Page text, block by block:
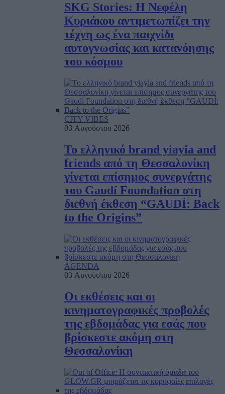
SKG Stories: Η Νεφέλη
Κυριάκου αντιμετωπίζει την
τέχνη ως ένα παιχνίδι
αυτογνωσίας και κατανόησης
του κόσμου
CITY VIBES
03 Αυγούστου 2026
Το ελληνικό brand yiayia and
friends από τη Θεσσαλονίκη
γίνεται επίσημος συνεργάτης
του Gaudí Foundation στη
διεθνή έκθεση “GAUDÍ: Back
to the Origins”
AGENDA
03 Αυγούστου 2026
Οι εκθέσεις και οι
κινηματογραφικές προβολές
της εβδομάδας για εσάς που
βρίσκεστε ακόμη στη
Θεσσαλονίκη